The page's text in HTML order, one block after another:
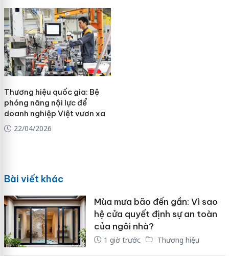
Thương hiệu quốc gia: Bệ
phóng nâng nội lực để
doanh nghiệp Việt vươn xa
22/04/2026
Bài viết khác
Mùa mưa bão đến gần: Vì sao
hệ cửa quyết định sự an toàn
của ngôi nhà?
1 giờ trước Thương hiệu